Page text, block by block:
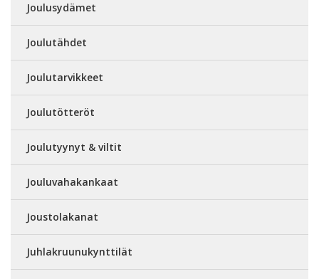
Joulusydämet
Joulutähdet
Joulutarvikkeet
Joulutötteröt
Joulutyynyt & viltit
Jouluvahakankaat
Joustolakanat
Juhlakruunukynttilät